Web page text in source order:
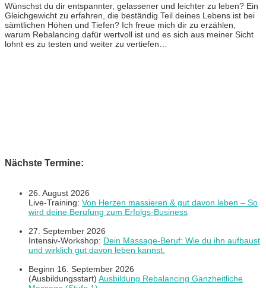
Wünschst du dir entspannter, gelassener und leichter zu leben? Ein
Gleichgewicht zu erfahren, die beständig Teil deines Lebens ist bei
sämtlichen Höhen und Tiefen? Ich freue mich dir zu erzählen,
warum Rebalancing dafür wertvoll ist und es sich aus meiner Sicht
lohnt es zu testen und weiter zu vertiefen…
Nächste Termine:
26. August 2026
Live-Training: Von Herzen massieren & gut davon leben – So
wird deine Berufung zum Erfolgs-Business
27. September 2026
Intensiv-Workshop: Dein Massage-Beruf: Wie du ihn aufbaust
und wirklich gut davon leben kannst.
Beginn 16. September 2026
(Ausbildungsstart) Ausbildung Rebalancing Ganzheitliche